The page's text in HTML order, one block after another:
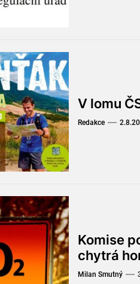
V lomu
Redakce
Komise
chytrá
Milan Smutný